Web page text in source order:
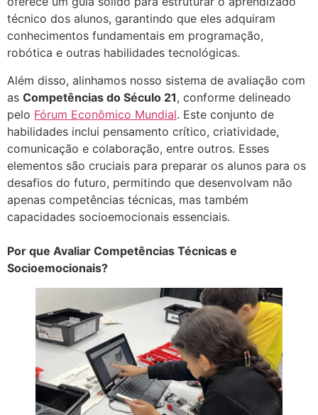
técnico dos alunos, garantindo que eles adquiram
conhecimentos fundamentais em programação,
robótica e outras habilidades tecnológicas.
Além disso, alinhamos nosso sistema de avaliação com
as Competências do Século 21, conforme delineado
pelo Fórum Econômico Mundial. Este conjunto de
habilidades inclui pensamento crítico, criatividade,
comunicação e colaboração, entre outros. Esses
elementos são cruciais para preparar os alunos para os
desafios do futuro, permitindo que desenvolvam não
apenas competências técnicas, mas também
capacidades socioemocionais essenciais.
Por que Avaliar Competências Técnicas e
Socioemocionais?